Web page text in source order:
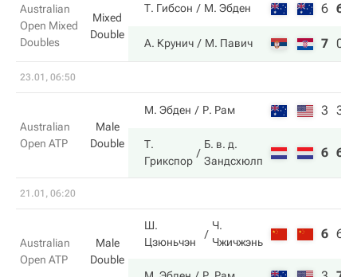
Australian
Open Mixed
Doubles
Mixed
Double
Т. Гибсон М. Эбден 6 6
А. Крунич М. Павич 7 0
23.01, 06:50
Australian
Open ATP
Male
Double
М. Эбден Р. Рам 3 3
Т.
Грикспор
Б. в. д.
Зандсхюлп
6 6
21.01, 06:20
Australian
Open ATP
Male
Double
Ш.
Цзюньчэн
Ч.
Чжичжэнь
6 6